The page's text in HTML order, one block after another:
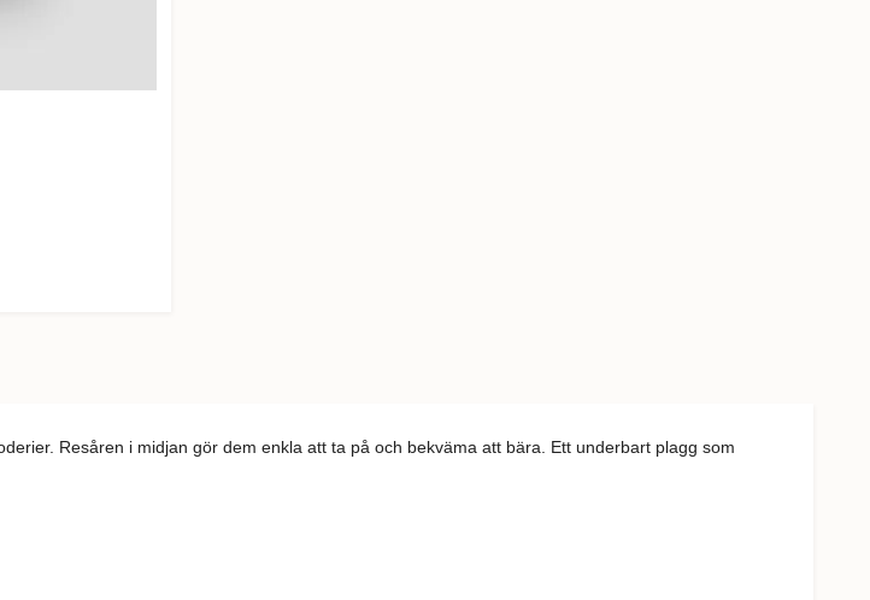
Resåren i midjan gör dem enkla att ta på och bekväma att bära. Ett underbart plagg som